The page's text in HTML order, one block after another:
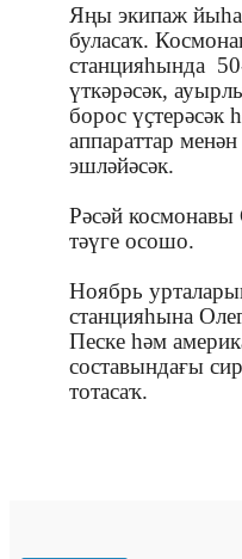
Яңы экипаж
буласаҡ.
станцияһында
үткәрәсәк,
борос үҫтерәсәк
аппараттар
эшләйәсәк.
Рәсәй
тәүге осошо.
Ноябрь
станцияһына
Песке һәм
составындағы
тотасаҡ.